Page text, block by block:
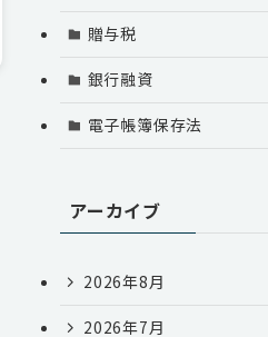
贈与税
銀行融資
電子帳簿保存法
アーカイブ
2026年8月
2026年7月